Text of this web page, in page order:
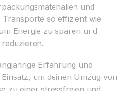
und
so effizient wie
Energie zu sparen und
Erfahrung und
um deinen Umzug von
zu einer stressfreien und